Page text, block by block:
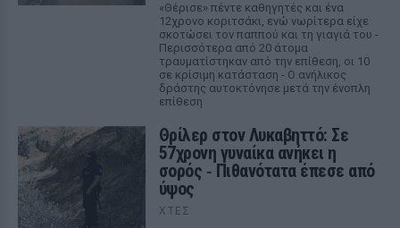
«Θέρισε» πέντε καθηγητές και ένα
12χρονο κοριτσάκι, ενώ νωρίτερα είχε
σκοτώσει τον παππού και τη γιαγιά του -
Περισσότερα από 20 άτομα
τραυματίστηκαν από την επίθεση, οι 10
σε κρίσιμη κατάσταση - Ο ανήλικος
δράστης αυτοκτόνησε μετά την ένοπλη
επίθεση
Θρίλερ στον Λυκαβηττό: Σε
57χρονη γυναίκα ανήκει η
σορός ‑ Πιθανότατα έπεσε από
ύψος
ΧΤΕΣ